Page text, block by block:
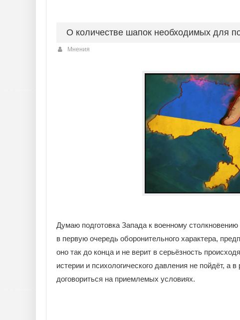
О количестве шапок необходимых для
Мнения
Думаю подготовка Запада к военному
в первую очередь оборонительного характера,
оно так до конца и не верит в серьёзность
истерии и психологического давления не пойдёт, а
договориться на приемлемых условиях.